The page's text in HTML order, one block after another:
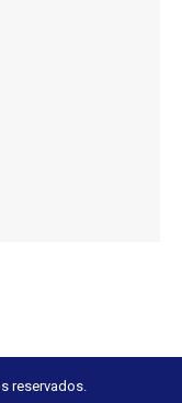
reservados.